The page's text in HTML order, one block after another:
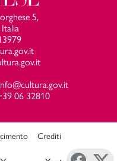
5,
06 32810
Crediti